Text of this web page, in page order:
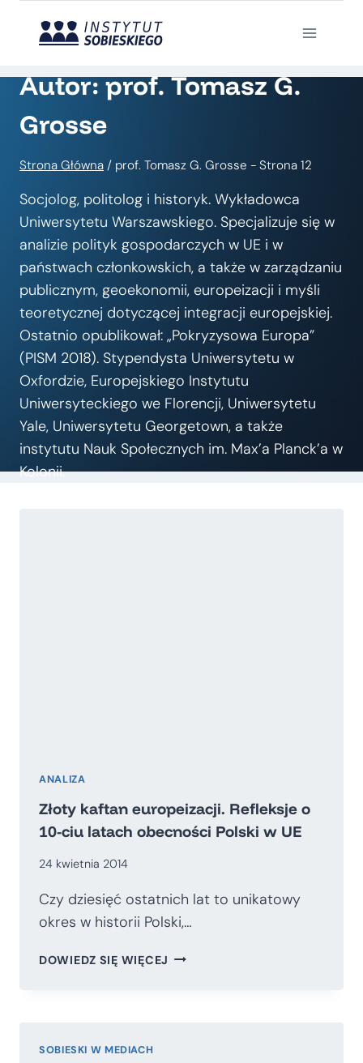
Autor: prof. Tomasz G.
Grosse
Strona Główna / prof. Tomasz G. Grosse - Strona 12
Socjolog, politolog i historyk. Wykładowca
Uniwersytetu Warszawskiego. Specjalizuje się w
analizie polityk gospodarczych w UE i w
państwach członkowskich, a także w zarządzaniu
publicznym, geoekonomii, europeizacji i myśli
teoretycznej dotyczącej integracji europejskiej.
Ostatnio opublikował: „Pokryzysowa Europa”
(PISM 2018). Stypendysta Uniwersytetu w
Oxfordzie, Europejskiego Instytutu
Uniwersyteckiego we Florencji, Uniwersytetu
Yale, Uniwersytetu Georgetown, a także
instytutu Nauk Społecznych im. Max’a Planck’a w
Kolonii.
ANALIZA
Złoty kaftan europeizacji. Refleksje o
10-ciu latach obecności Polski w UE
24 kwietnia 2014
Czy dziesięć ostatnich lat to unikatowy
okres w historii Polski,…
DOWIEDZ SIĘ WIĘCEJ ZŁOTY
SOBIESKI W MEDIACH